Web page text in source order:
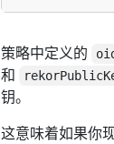
策略中定义的
和
钥。
这意味着如果你